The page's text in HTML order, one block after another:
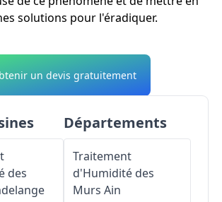
solutions pour l'éradiquer.
un devis gratuitement
des
Départements
Traitement
d'Humidité des
Murs Ain